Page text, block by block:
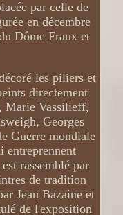
par celle de
en décembre
Dôme Fraux et
les piliers et
directement
Marie Vassilieff,
Georges
Guerre mondiale
entreprennent
rassemblé par
de tradition
Jean Bazaine et
de l'exposition